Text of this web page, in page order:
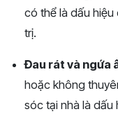
có thể là dấu hiệu
trị​.
Đau rát và ngứa
hoặc không
sóc tại nhà là dấu